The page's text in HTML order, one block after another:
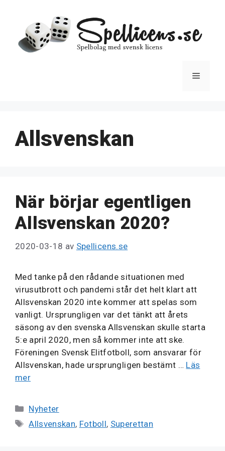
innehåll
Meny
Allsvenskan
När börjar egentligen
Allsvenskan 2020?
2020-03-18 av Spellicens.se
Med tanke på den rådande situationen med
virusutbrott och pandemi står det helt klart att
Allsvenskan 2020 inte kommer att spelas som
vanligt. Ursprungligen var det tänkt att årets
säsong av den svenska Allsvenskan skulle starta
5:e april 2020, men så kommer inte att ske.
Föreningen Svensk Elitfotboll, som ansvarar för
Allsvenskan, hade ursprungligen bestämt … Läs
mer
Kategorier
Nyheter
Etiketter
Allsvenskan, Fotboll, Superettan